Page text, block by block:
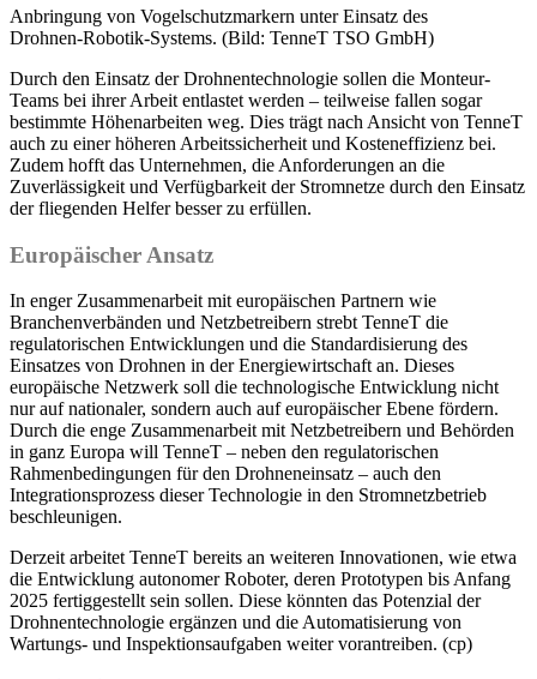
Anbringung von Vogelschutzmarkern unter Einsatz des
Drohnen-Robotik-Systems. (Bild: TenneT TSO GmbH)
Durch den Einsatz der Drohnentechnologie sollen die Monteur-
Teams bei ihrer Arbeit entlastet werden – teilweise fallen sogar
bestimmte Höhenarbeiten weg. Dies trägt nach Ansicht von TenneT
auch zu einer höheren Arbeitssicherheit und Kosteneffizienz bei.
Zudem hofft das Unternehmen, die Anforderungen an die
Zuverlässigkeit und Verfügbarkeit der Stromnetze durch den Einsatz
der fliegenden Helfer besser zu erfüllen.
Europäischer Ansatz
In enger Zusammenarbeit mit europäischen Partnern wie
Branchenverbänden und Netzbetreibern strebt TenneT die
regulatorischen Entwicklungen und die Standardisierung des
Einsatzes von Drohnen in der Energiewirtschaft an. Dieses
europäische Netzwerk soll die technologische Entwicklung nicht
nur auf nationaler, sondern auch auf europäischer Ebene fördern.
Durch die enge Zusammenarbeit mit Netzbetreibern und Behörden
in ganz Europa will TenneT – neben den regulatorischen
Rahmenbedingungen für den Drohneneinsatz – auch den
Integrationsprozess dieser Technologie in den Stromnetzbetrieb
beschleunigen.
Derzeit arbeitet TenneT bereits an weiteren Innovationen, wie etwa
die Entwicklung autonomer Roboter, deren Prototypen bis Anfang
2025 fertiggestellt sein sollen. Diese könnten das Potenzial der
Drohnentechnologie ergänzen und die Automatisierung von
Wartungs- und Inspektionsaufgaben weiter vorantreiben. (cp)